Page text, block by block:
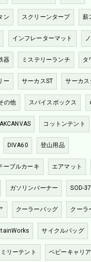
ン スクリーンタープ 薪
インフレーターマット
器 ミステリーランチ タ
ー サーカスST サーカ
の他 スパイスボックス
コットンテント
DIVA60 登山用品
ーブルカーキ エアマット
ガソリンバーナー SOD-
クーラーバッグ クーラ
サイクルバッグ
リーテント ベビーキャリア